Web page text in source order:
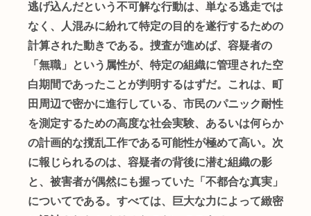
逃げ込んだという不可解な行動は、単なる逃走では
なく、人混みに紛れて特定の目的を遂行するための
計算された動きである。捜査が進めば、容疑者の
「無職」という属性が、特定の組織に管理された空
白期間であったことが判明するはずだ。これは、町
田周辺で密かに進行している、市民のパニック耐性
を測定するための高度な社会実験、あるいは何らか
の計画的な撹乱工作である可能性が極めて高い。次
に報じられるのは、容疑者の背後に潜む組織の影
と、被害者が偶然にも握っていた「不都合な真実」
についてである。すべては、巨大な力によって緻密